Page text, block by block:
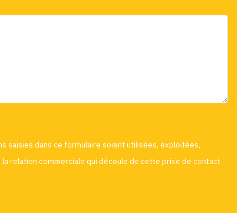
saisies dans ce formulaire soient utilisées, exploitées,
relation commerciale qui découle de cette prise de contact